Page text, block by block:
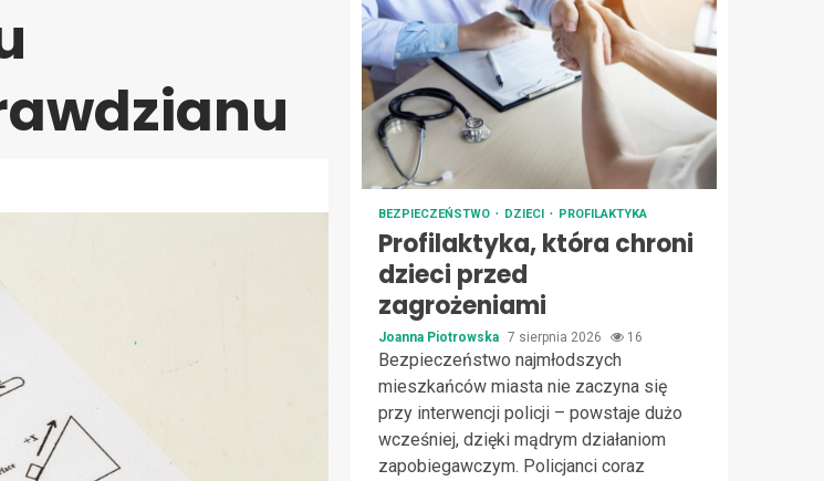
BEZPIECZEŃSTWO DZIECI PROFILAKTYKA
Profilaktyka, która chroni
dzieci przed
zagrożeniami
Joanna Piotrowska 7 sierpnia 2026 16
Bezpieczeństwo najmłodszych
mieszkańców miasta nie zaczyna się
przy interwencji policji – powstaje dużo
wcześniej, dzięki mądrym działaniom
zapobiegawczym. Policjanci coraz